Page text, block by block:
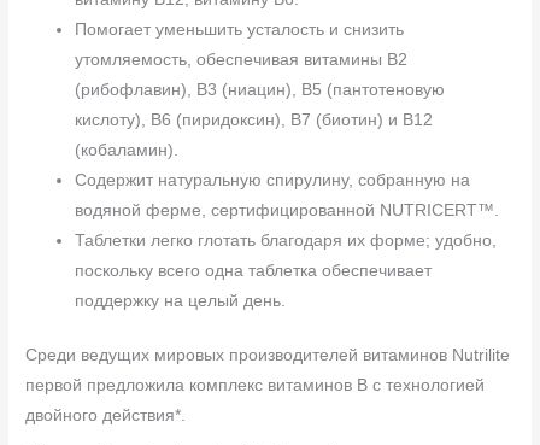
Помогает уменьшить усталость и снизить
утомляемость, обеспечивая витамины B2
(рибофлавин), B3 (ниацин), B5 (пантотеновую
кислоту), B6 (пиридоксин), B7 (биотин) и B12
(кобаламин).
Содержит натуральную спирулину, собранную на
водяной ферме, сертифицированной NUTRICERT™.
Таблетки легко глотать благодаря их форме; удобно,
поскольку всего одна таблетка обеспечивает
поддержку на целый день.
Среди ведущих мировых производителей витаминов Nutrilite
первой предложила комплекс витаминов В с технологией
двойного действия*.